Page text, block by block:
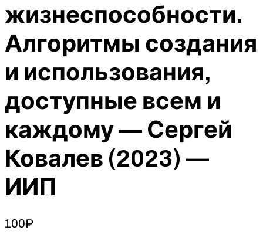
жизнеспособности.
Алгоритмы создания
и использования,
доступные всем и
каждому — Сергей
Ковалев (2023) —
ИИП
100₽